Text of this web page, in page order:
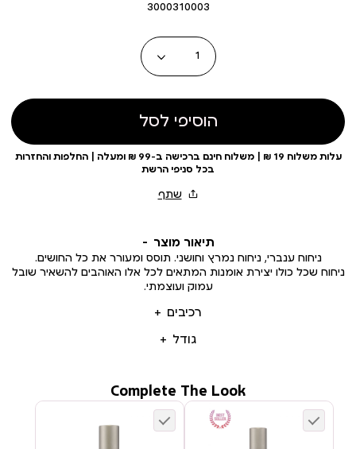
3000310003
כמות
הוסיפי לסל
עלות משלוח 19 ₪ | משלוח חינם ברכישה ב-99 ₪ ומעלה | החלפות והחזרות
בכל סניפי הרשת
תיאור מוצר
רכיבים
גודל
ניחוח ענברי, ניחוח נמרץ וחושני. תוסס ומעורר את כל החושים.
ניחוח שכל כולו יצירת אומנות המתאים לכל אלו האוהבים להשאיר שובל
עמוק ועוצמתי.
Complete The Look